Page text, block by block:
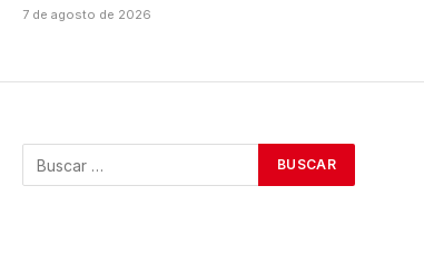
7 de agosto de 2026